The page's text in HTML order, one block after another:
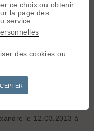
si la neige est loin
le col de Vergio ?
en Corse, à date du
le 13.03.2013 à
C'est une hypothèse
à tourner la fix
utilisé la cale.
le 12.03.2013 à
ce choix ou obtenir
la page des
service :
des cookies ou